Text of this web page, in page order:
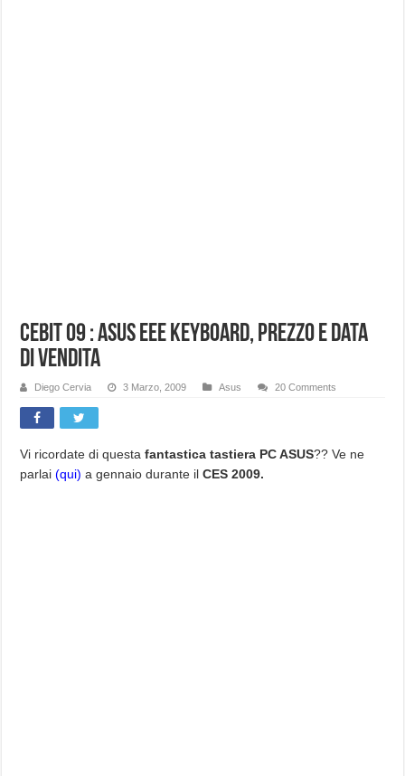
Cebit 09 : Asus EEE Keyboard, prezzo e data
di vendita
Diego Cervia 3 Marzo, 2009 Asus 20 Comments
Vi ricordate di questafantastica tastiera PC ASUS?? Ve ne
parlai(qui) a gennaio durante ilCES 2009.